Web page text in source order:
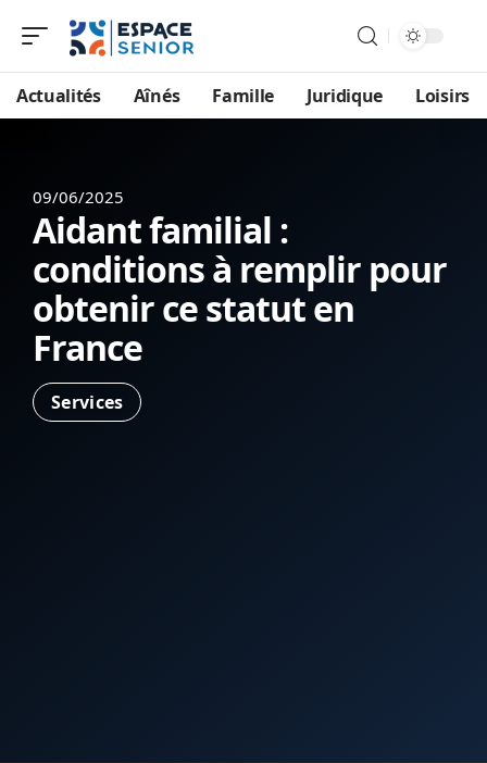
Actualités Aînés Famille Juridique Loisirs
09/06/2025
Aidant familial :
conditions à remplir pour
obtenir ce statut en
France
Services